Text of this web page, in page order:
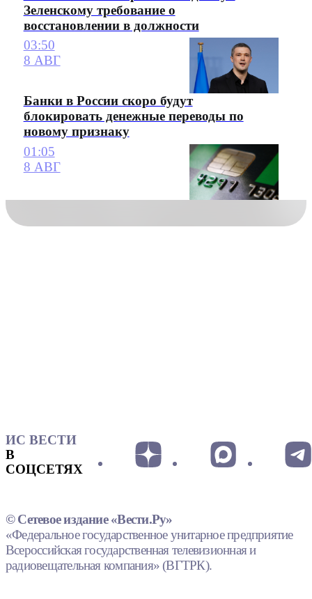
Зеленскому требование о
восстановлении в должности
03:50
8 АВГ
Банки в России скоро будут
блокировать денежные переводы по
новому признаку
01:05
8 АВГ
ИС ВЕСТИ
В
СОЦСЕТЯХ
© Сетевое издание «Вести.Ру»
«Федеральное государственное унитарное предприятие
Всероссийская государственная телевизионная и
радиовещательная компания» (ВГТРК).